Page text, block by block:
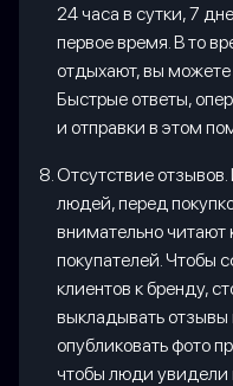
24 часа в сутки, 7
первое время. В то
отдыхают, вы можете
Быстрые ответы,
и отправки в этом
Отсутствие
людей, перед
внимательно
покупателей. Чтобы
клиентов к бренду,
выкладывать
опубликовать фото
чтобы люди увидели